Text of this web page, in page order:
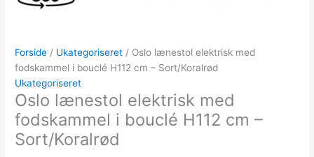
Forside / Ukategoriseret / Oslo lænestol elektrisk med
fodskammel i bouclé H112 cm – Sort/Koralrød
Ukategoriseret
Oslo lænestol elektrisk med
fodskammel i bouclé H112 cm –
Sort/Koralrød